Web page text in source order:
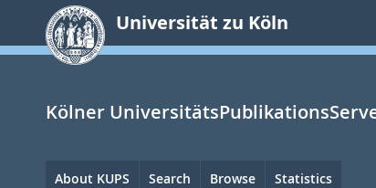
springen
Universität zu Köln
Kölner
Hauptnavigation
About KUPS Search Browse Statistics